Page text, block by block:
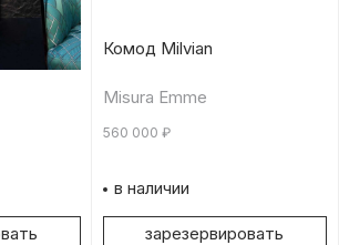
Комод Milvian
Misura Emme
560 000 ₽
в наличии
зарезервировать